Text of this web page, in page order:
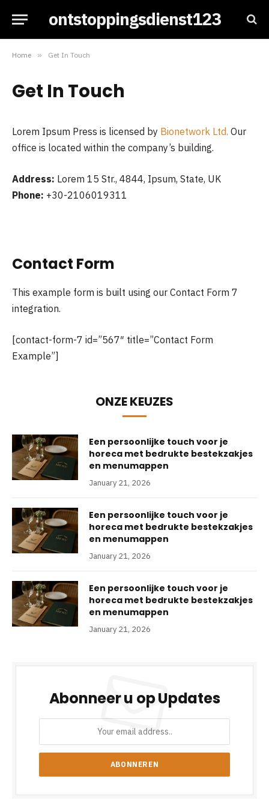
ontstoppingsdienst123
Home » Get In Touch
Get In Touch
Lorem Ipsum Press is licensed by Bionetwork Ltd. Our
office is located within the company’s building.
Address: Lorem 15 Str., 4844, Ipsum, State, UK
Phone: +30-2106019311
Contact Form
This example form is built using our Contact Form 7
integration.
[contact-form-7 id=”567″ title=”Contact Form
Example”]
ONZE KEUZES
Een persoonlijke touch voor je
horeca met bedrukte bestekzakjes
en menumappen
January 21, 2026
Een persoonlijke touch voor je
horeca met bedrukte bestekzakjes
en menumappen
January 21, 2026
Een persoonlijke touch voor je
horeca met bedrukte bestekzakjes
en menumappen
January 21, 2026
Abonneer u op Updates